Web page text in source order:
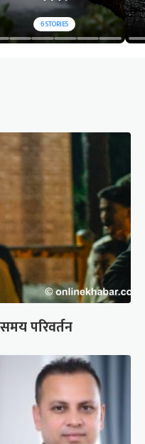
6STORIES
परिवर्तन